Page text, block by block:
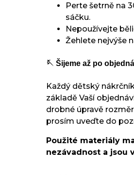
Perte šetrně na
sáčku.
Nepoužívejte
Žehlete nejvýše
🪡 Šijeme až po
Každý dětský
základě Vaší
drobné úpravě
prosím uveďte do
Použité materiály
nezávadnost a jsou